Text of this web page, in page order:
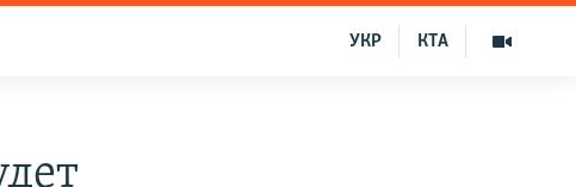
КТА
УКР